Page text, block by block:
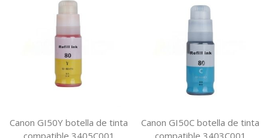
Canon GI50Y botella de tinta
Canon GI50C botella de tinta